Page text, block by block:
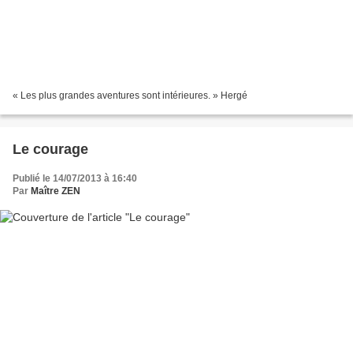
« Les plus grandes aventures sont intérieures. » Hergé
Le courage
Publié le 14/07/2013 à 16:40
Par Maître ZEN